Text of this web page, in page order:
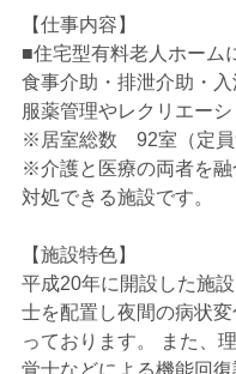
【仕事内容】
■住宅型有料老人ホーム
食事介助・排泄介助・
服薬管理やレクリエー
※居室総数 92室（定員
※介護と医療の両者を融
対処できる施設です。
【施設特色】
平成20年に開設した施
士を配置し夜間の病状
っております。 また、